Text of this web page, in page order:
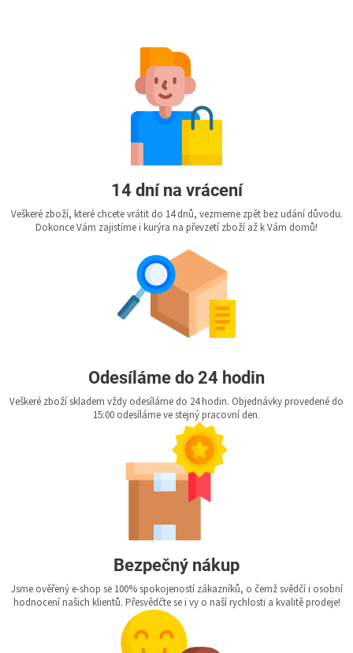
14 dní na vrácení
Veškeré zboží, které chcete vrátit do 14 dnů, vezmeme zpět bez udání důvodu.
Dokonce Vám zajistíme i kurýra na převzetí zboží až k Vám domů!
Odesíláme do 24 hodin
Veškeré zboží skladem vždy odesíláme do 24 hodin. Objednávky provedené do
15:00 odesíláme ve stejný pracovní den.
Bezpečný nákup
Jsme ověřený e-shop se 100% spokojeností zákazníků, o čemž svědčí i osobní
hodnocení našich klientů. Přesvědčte se i vy o naší rychlosti a kvalitě prodeje!